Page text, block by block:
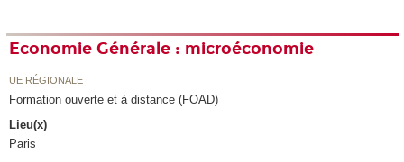
Economie Générale : microéconomie
UE RÉGIONALE
Formation ouverte et à distance (FOAD)
Lieu(x)
Paris